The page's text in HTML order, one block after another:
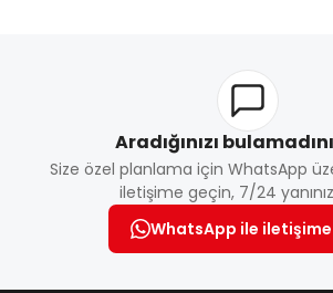
Aradığınızı
Size özel planlama için WhatsApp
iletişime geçin, 7/24
WhatsApp ile